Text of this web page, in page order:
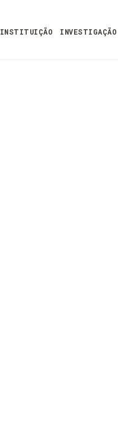
INSTITUIÇÃO INVESTIGAÇÃO